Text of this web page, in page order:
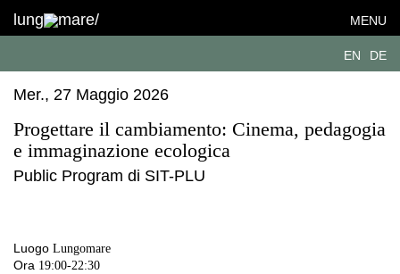
lung mare/ MENU
EN DE
Mer., 27 Maggio 2026
Progettare il cambiamento: Cinema, pedagogia
e immaginazione ecologica
Public Program di SIT-PLU
Luogo Lungomare
Ora 19:00-22:30